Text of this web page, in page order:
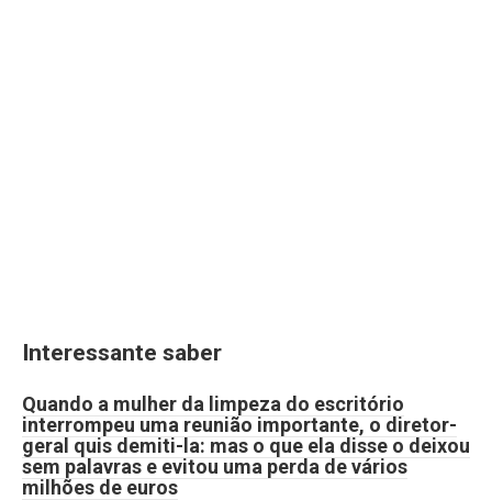
Interessante saber
Quando a mulher da limpeza do escritório
interrompeu uma reunião importante, o diretor-
geral quis demiti-la: mas o que ela disse o deixou
sem palavras e evitou uma perda de vários
milhões de euros